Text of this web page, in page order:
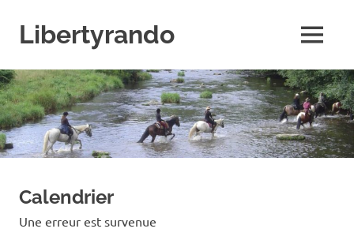
contentLibertyrando
spécialiste
de
la
randonnée
à
cheval
MENU
Calendrier
Une erreur est survenue